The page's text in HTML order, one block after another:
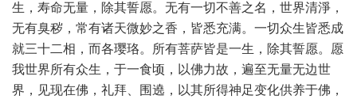
生，寿命无量，除其誓愿。无有一切不善之名，世界清淨，
无有臭秽，常有诸天微妙之香，皆悉充满。一切众生皆悉成
就三十二相，而各璎珞。所有菩萨皆是一生，除其誓愿。愿
我世界所有众生，于一食顷，以佛力故，遍至无量无边世
界，见现在佛，礼拜、围遶，以其所得神足变化供养于佛，